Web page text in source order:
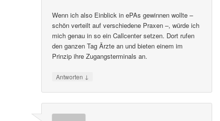
Wenn ich also Einblick in ePAs gewinnen wollte –
schön verteilt auf verschiedene Praxen –, würde ich
mich genau in so ein Callcenter setzen. Dort rufen
den ganzen Tag Ärzte an und bieten einem im
Prinzip ihre Zugangsterminals an.
Antworten ↓